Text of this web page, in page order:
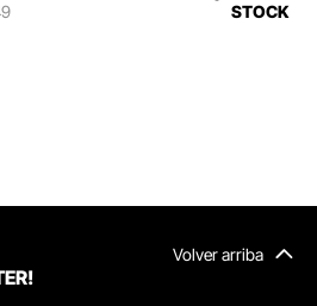
STOCK
Volver arriba